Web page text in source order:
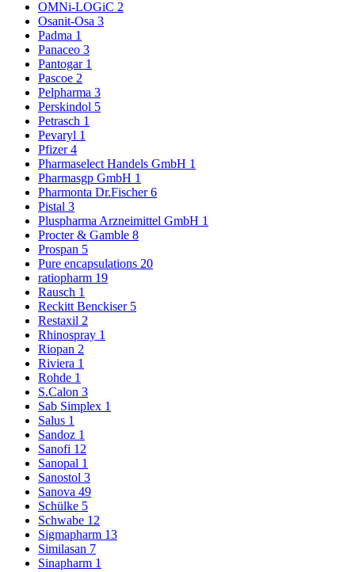
OMNi-LOGiC 2
Osanit-Osa 3
Padma 1
Panaceo 3
Pantogar 1
Pascoe 2
Pelpharma 3
Perskindol 5
Petrasch 1
Pevaryl 1
Pfizer4
Pharmaselect Handels GmbH 1
Pharmasgp GmbH 1
Pharmonta Dr.Fischer6
Pistal 3
Pluspharma Arzneimittel GmbH 1
Procter & Gamble 8
Prospan 5
Pure encapsulations 20
ratiopharm 19
Rausch 1
Reckitt Benckiser 5
Restaxil 2
Rhinospray 1
Riopan 2
Riviera 1
Rohde 1
S.Calon 3
Sab Simplex 1
Salus 1
Sandoz 1
Sanofi 12
Sanopal 1
Sanostol 3
Sanova 49
Schülke 5
Schwabe 12
Sigmapharm 13
Similasan 7
Sinapharm 1